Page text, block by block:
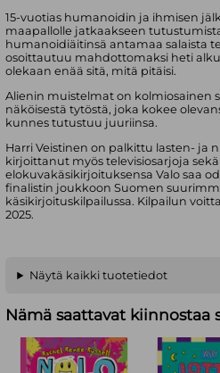
15-vuotias humanoidin ja ihmisen
maapallolle jatkaakseen
humanoidiäitinsä antamaa salaista
osoittautuu mahdottomaksi heti
olekaan enää sitä, mitä pitäisi.
Alienin muistelmat on kolmiosainen
näköisestä tytöstä, joka kokee
kunnes tutustuu juuriinsa.
Harri Veistinen on palkittu lasten- ja
kirjoittanut myös televisiosarjoja
elokuvakäsikirjoituksensa Valo saa
finalistin joukkoon Suomen
käsikirjoituskilpailussa. Kilpailun
2025.
Näytä kaikki tuotetiedot
Nämä saattavat kiinnostaa